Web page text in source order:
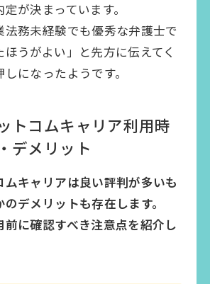
が決まっています。
務未経験でも優秀な弁護士で
うがよい」と先方に伝えてく
になったようです。
トコムキャリア利用時
デメリット
ムキャリアは良い評判が多いも
デメリットも存在します。
前に確認すべき注意点を紹介し